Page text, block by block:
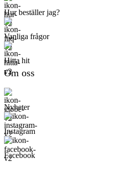
Hur beställer jag?
Vanliga frågor
Hitta hit
Om oss
Nyheter
Instagram
Facebook